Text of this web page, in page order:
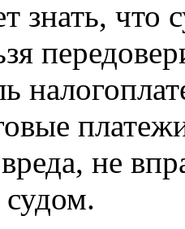
знать,
не